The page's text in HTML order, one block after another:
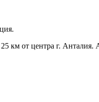
км от центра г. Анталия.